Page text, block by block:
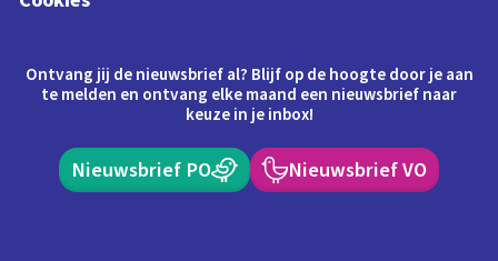
Ontvang jij de nieuwsbrief al? Blijf op de hoogte door je aan
te melden en ontvang elke maand een nieuwsbrief naar
keuze in je inbox!
Nieuwsbrief PO Nieuwsbrief VO